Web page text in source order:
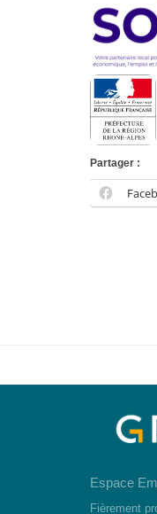
Partager :
Espace
Fièrement